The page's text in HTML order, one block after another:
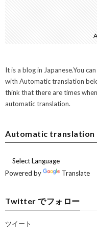
It is a blog in Japanese.You can
with Automatic translation
think that there are times
automatic translation.
Automatic translation
Powered by Translate
Twitter でフォロー
ツイート